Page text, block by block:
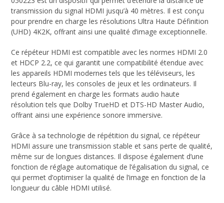
transmission du signal HDMI jusqu’à 40 mètres. Il est conçu
pour prendre en charge les résolutions Ultra Haute Définition
(UHD) 4K2K, offrant ainsi une qualité d’image exceptionnelle.
Ce répéteur HDMI est compatible avec les normes HDMI 2.0
et HDCP 2.2, ce qui garantit une compatibilité étendue avec
les appareils HDMI modernes tels que les téléviseurs, les
lecteurs Blu-ray, les consoles de jeux et les ordinateurs. Il
prend également en charge les formats audio haute
résolution tels que Dolby TrueHD et DTS-HD Master Audio,
offrant ainsi une expérience sonore immersive.
Grâce à sa technologie de répétition du signal, ce répéteur
HDMI assure une transmission stable et sans perte de qualité,
même sur de longues distances. Il dispose également d’une
fonction de réglage automatique de l’égalisation du signal, ce
qui permet d’optimiser la qualité de l’image en fonction de la
longueur du câble HDMI utilisé.